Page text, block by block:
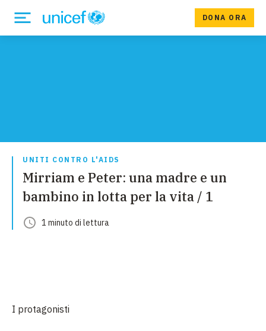
DONA ORA
UNITI CONTRO L'AIDS
Mirriam e Peter: una madre e un
bambino in lotta per la vita / 1
1 minuto di lettura
I protagonisti